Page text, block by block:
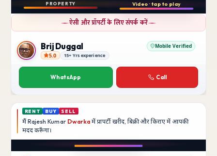
PROPERTY
बिक्री
3 BHK
Mayur Vihar
₹1.5 Crore
Video · tap to play
Instagram
ऐसी और प्रॉपर्टी के लिए संपर्क करें
Brij Duggal
Brij Duggal Mobile Verified
5.0 15+ Yrs experience
WhatsApp Call
RENT BUY SELL
मैं Rajesh Kumar Dwarka में प्रापर्टी खरीद, बिक्री और किराए में आपकी
मददकरूँगा।